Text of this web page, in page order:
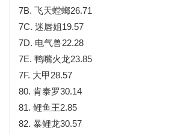
7B. 飞天螳螂26.71
7C. 迷唇姐19.57
7D. 电气兽22.28
7E. 鸭嘴火龙23.85
7F. 大甲28.57
80. 肯泰罗30.14
81. 鲤鱼王2.85
82. 暴鲤龙30.57